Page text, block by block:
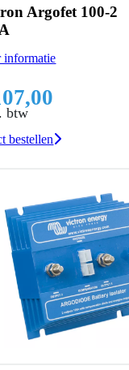
Argofet 100-2
informatie
btw
bestellen